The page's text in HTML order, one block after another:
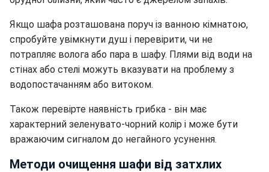
Якщо шафа розташована поруч із ванною кімнатою,
спробуйте увімкнути душ і перевірити, чи не
потрапляє волога або пара в шафу. Плями від води на
стінах або стелі можуть вказувати на проблему з
водопостачанням або витоком.
Також перевірте наявність грибка - він має
характерний зеленувато-чорний колір і може бути
вражаючим сигналом до негайного усунення.
Методи очищення шафи від затхлих